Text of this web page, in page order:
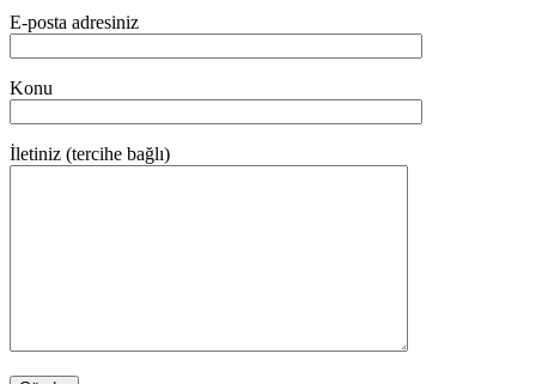
E-posta adresiniz
Konu
İletiniz (tercihe bağlı)